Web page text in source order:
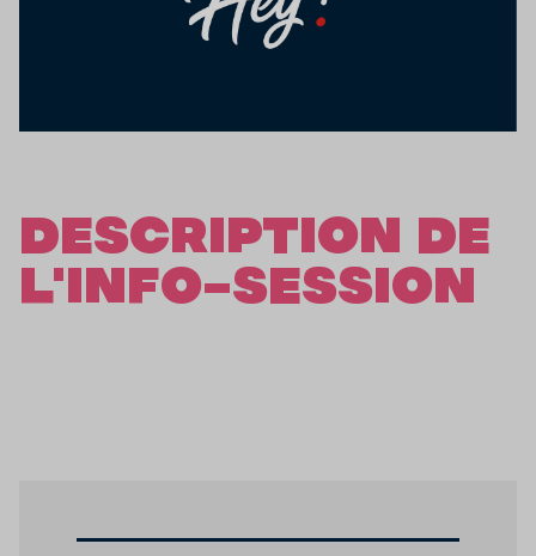
DESCRIPTION DE
L'INFO-SESSION